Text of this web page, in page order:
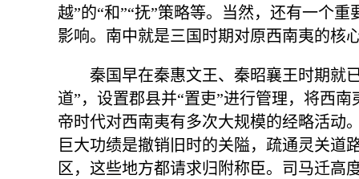
越”的“和”“抚”策略等。当然，还有一个
影响。南中就是三国时期对原西南夷的
秦国早在秦惠文王、秦昭襄王时期就
道”，设置郡县并“置吏”进行管理，将西
帝时代对西南夷有多次大规模的经略活动
巨大功绩是撤销旧时的关隘，疏通灵关道
区，这些地方都请求归附称臣。司马迁高